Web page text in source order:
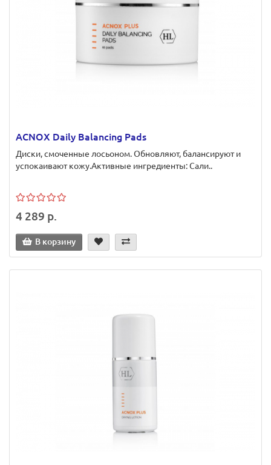
ACNOX Daily Balancing Pads
Диски, смоченные лосьоном. Обновляют, балансируют и
успокаивают кожу.Активные ингредиенты: Сали..
4 289 р.
В корзину